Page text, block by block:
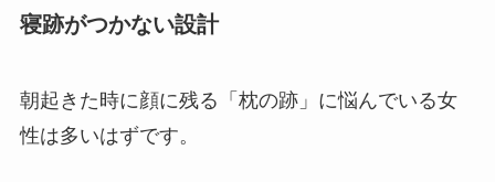
寝跡がつかない設計
朝起きた時に顔に残る「枕の跡」に悩んでいる女
性は多いはずです。